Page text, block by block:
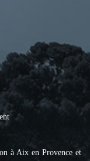
à Aix en Provence et